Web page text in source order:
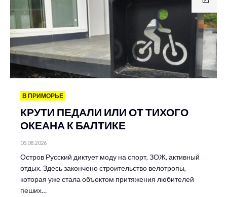
В ПРИМОРЬЕ
КРУТИ ПЕДАЛИ ИЛИ ОТ ТИХОГО
ОКЕАНА К БАЛТИКЕ
05.08.2026
Остров Русский диктует моду на спорт, ЗОЖ, активный
отдых. Здесь закончено строительство велотропы,
которая уже стала объектом притяжения любителей
пеших…